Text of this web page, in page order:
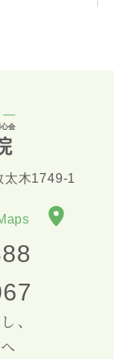
会
太木1749-1
、